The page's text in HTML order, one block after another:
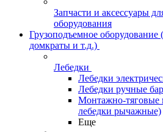
Запчасти и аксессуары
оборудования
Грузоподъемное оборудование
домкраты и т.д.)
Лебедки
Лебедки
Лебедки ручные
Монтажно-
лебедки рычажные)
Еще